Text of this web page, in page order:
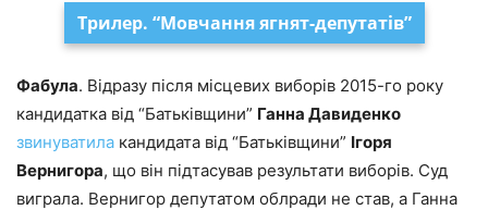
Трилер. “Мовчання ягнят-депутатів”
Фабула. Відразу після місцевих виборів 2015-го року
кандидатка від “Батьківщини” Ганна Давиденко
звинуватила кандидата від “Батьківщини” Ігоря
Вернигора, що він підтасував результати виборів. Суд
виграла. Вернигор депутатом облради не став, а Ганна